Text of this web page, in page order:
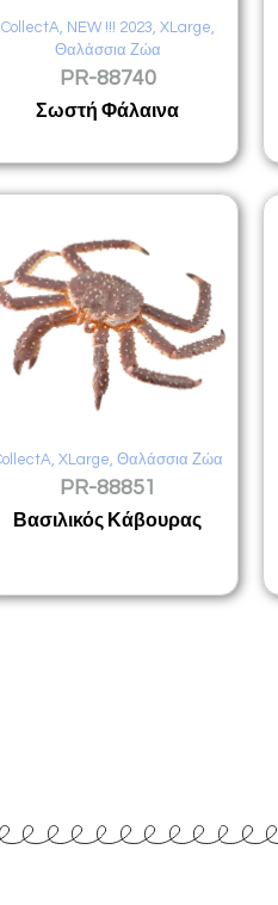
CollectA NEW !!! 2023 XLarge
Θαλάσσια Ζώα
PR-88740
Σωστή Φάλαινα
XLarge Θαλάσσια Ζώα
PR-88851
Βασιλικός Κάβουρας